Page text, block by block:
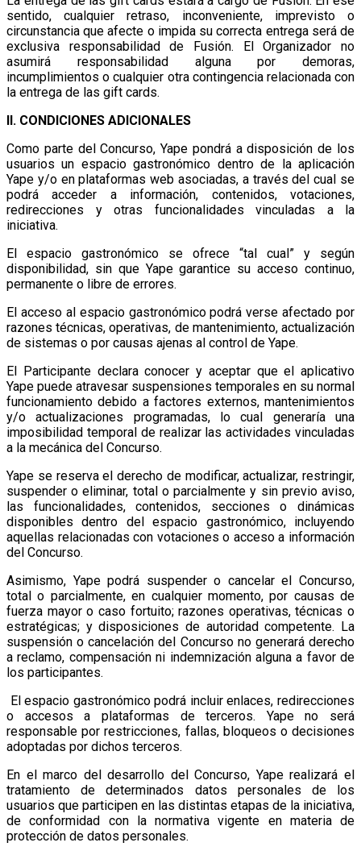
sentido, cualquier retraso, inconveniente, imprevisto o
circunstancia que afecte o impida su correcta entrega será de
exclusiva responsabilidad de Fusión. El Organizador no
asumirá responsabilidad alguna por demoras,
incumplimientos o cualquier otra contingencia relacionada con
la entrega de las gift cards.
II. CONDICIONES ADICIONALES
Como parte del Concurso, Yape pondrá a disposición de los
usuarios un espacio gastronómico dentro de la aplicación
Yape y/o en plataformas web asociadas, a través del cual se
podrá acceder a información, contenidos, votaciones,
redirecciones y otras funcionalidades vinculadas a la
iniciativa.
El espacio gastronómico se ofrece “tal cual” y según
disponibilidad, sin que Yape garantice su acceso continuo,
permanente o libre de errores.
El acceso al espacio gastronómico podrá verse afectado por
razones técnicas, operativas, de mantenimiento, actualización
de sistemas o por causas ajenas al control de Yape.
El Participante declara conocer y aceptar que el aplicativo
Yape puede atravesar suspensiones temporales en su normal
funcionamiento debido a factores externos, mantenimientos
y/o actualizaciones programadas, lo cual generaría una
imposibilidad temporal de realizar las actividades vinculadas
a la mecánica del Concurso.
Yape se reserva el derecho de modificar, actualizar, restringir,
suspender o eliminar, total o parcialmente y sin previo aviso,
las funcionalidades, contenidos, secciones o dinámicas
disponibles dentro del espacio gastronómico, incluyendo
aquellas relacionadas con votaciones o acceso a información
del Concurso.
Asimismo, Yape podrá suspender o cancelar el Concurso,
total o parcialmente, en cualquier momento, por causas de
fuerza mayor o caso fortuito; razones operativas, técnicas o
estratégicas; y disposiciones de autoridad competente. La
suspensión o cancelación del Concurso no generará derecho
a reclamo, compensación ni indemnización alguna a favor de
los participantes.
El espacio gastronómico podrá incluir enlaces, redirecciones
o accesos a plataformas de terceros. Yape no será
responsable por restricciones, fallas, bloqueos o decisiones
adoptadas por dichos terceros.
En el marco del desarrollo del Concurso, Yape realizará el
tratamiento de determinados datos personales de los
usuarios que participen en las distintas etapas de la iniciativa,
de conformidad con la normativa vigente en materia de
protección de datos personales.